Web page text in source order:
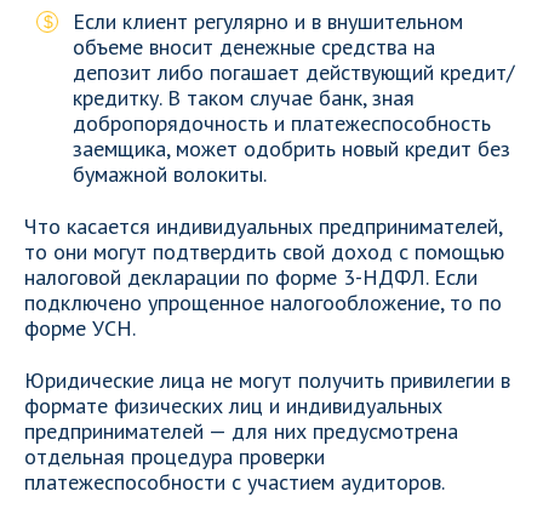
Если клиент регулярно и в внушительном
объеме вносит денежные средства на
депозит либо погашает действующий кредит/
кредитку. В таком случае банк, зная
добропорядочность и платежеспособность
заемщика, может одобрить новый кредит без
бумажной волокиты.
Что касается индивидуальных предпринимателей,
то они могут подтвердить свой доход с помощью
налоговой декларации по форме 3-НДФЛ. Если
подключено упрощенное налогообложение, то по
форме УСН.
Юридические лица не могут получить привилегии в
формате физических лиц и индивидуальных
предпринимателей — для них предусмотрена
отдельная процедура проверки
платежеспособности с участием аудиторов.